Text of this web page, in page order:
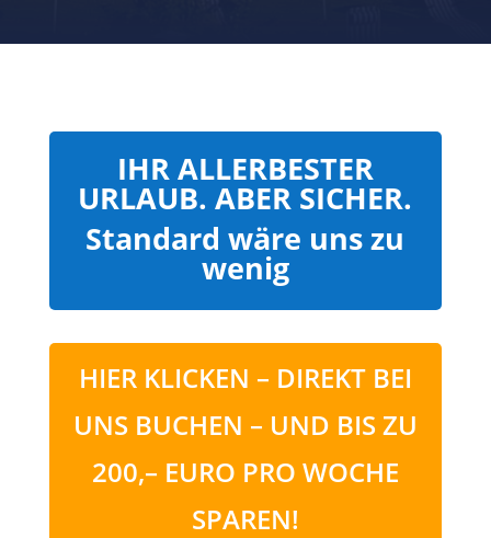
IHR ALLERBESTER
URLAUB. ABER SICHER.
Standard wäre uns zu
wenig
HIER KLICKEN – DIREKT BEI
UNS BUCHEN – UND BIS ZU
200,– EURO PRO WOCHE
SPAREN!